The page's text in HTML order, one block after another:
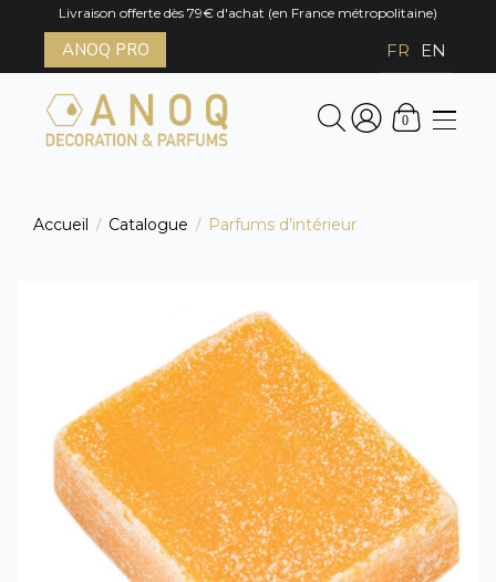
Livraison offerte dès 79€ d'achat (en France métropolitaine)
ANOQ PRO FR EN
0
Accueil / Catalogue / Parfums d’intérieur